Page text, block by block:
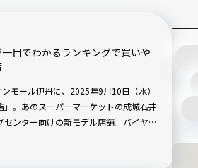
目でわかるランキングで買いや
モール伊丹に、2025年9月10日（水）
。あのスーパーマーケットの成城石井
ンター向けの新モデル店舗。バイヤー